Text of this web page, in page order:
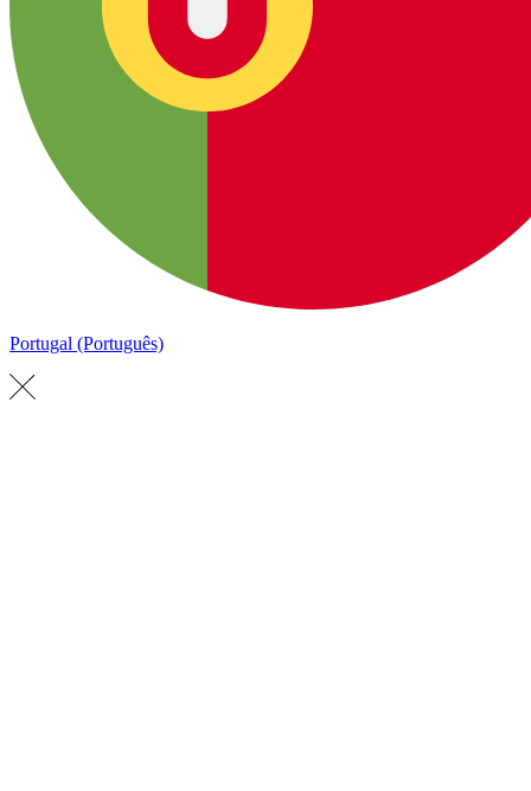
Portugal (Português)